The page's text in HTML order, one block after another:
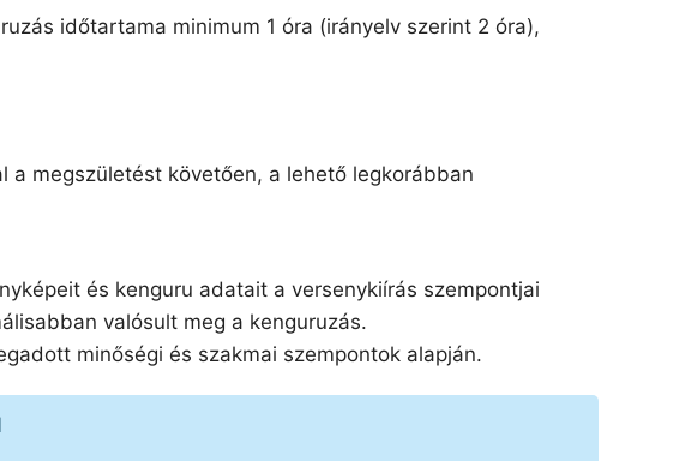
időtartama minimum 1 óra (irányelv szerint 2 óra),
a megszületést követően, a lehető legkorábban
és kenguru adatait a versenykiírás szempontjai
valósult meg a kenguruzás.
minőségi és szakmai szempontok alapján.